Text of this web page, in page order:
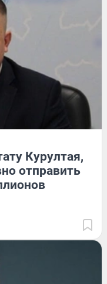
Курултая,
отправить